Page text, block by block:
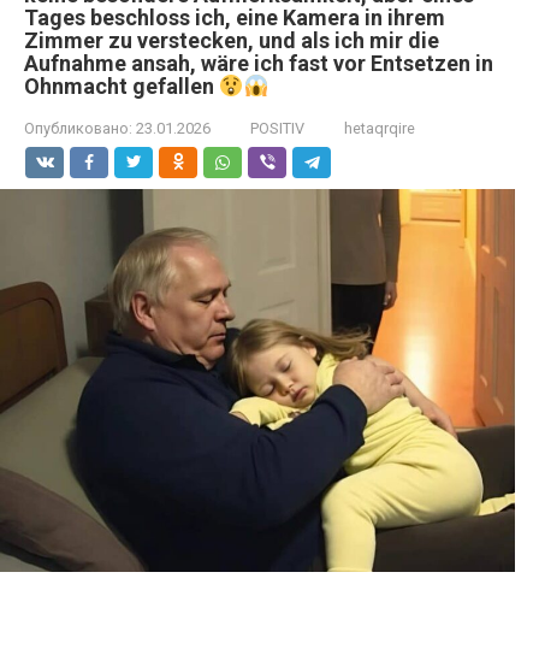
Tages beschloss ich, eine Kamera in ihrem
Zimmer zu verstecken, und als ich mir die
Aufnahme ansah, wäre ich fast vor Entsetzen in
Ohnmacht gefallen
Опубликовано: 23.01.2026 POSITIV hetaqrqire